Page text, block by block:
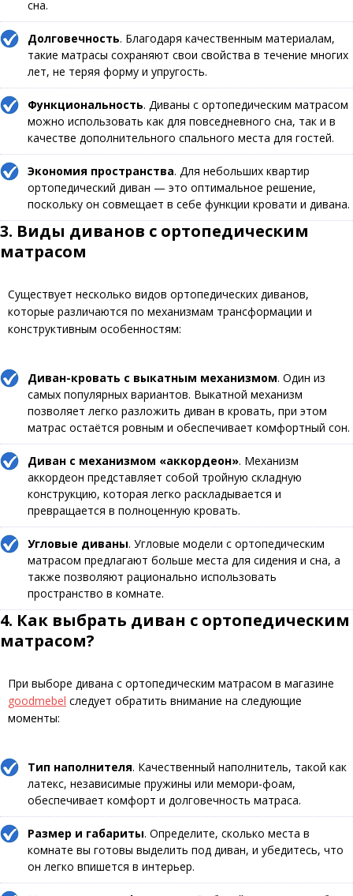
сна.
Долговечность. Благодаря качественным материалам,
такие матрасы сохраняют свои свойства в течение многих
лет, не теряя форму и упругость.
Функциональность. Диваны с ортопедическим матрасом
можно использовать как для повседневного сна, так и в
качестве дополнительного спального места для гостей.
Экономия пространства. Для небольших квартир
ортопедический диван — это оптимальное решение,
поскольку он совмещает в себе функции кровати и дивана.
3. Виды диванов с ортопедическим
матрасом
Существует несколько видов ортопедических диванов,
которые различаются по механизмам трансформации и
конструктивным особенностям:
Диван-кровать с выкатным механизмом. Один из
самых популярных вариантов. Выкатной механизм
позволяет легко разложить диван в кровать, при этом
матрас остаётся ровным и обеспечивает комфортный сон.
Диван с механизмом «аккордеон». Механизм
аккордеон представляет собой тройную складную
конструкцию, которая легко раскладывается и
превращается в полноценную кровать.
Угловые диваны. Угловые модели с ортопедическим
матрасом предлагают больше места для сидения и сна, а
также позволяют рационально использовать
пространство в комнате.
4. Как выбрать диван с ортопедическим
матрасом?
При выборе дивана с ортопедическим матрасом в магазине
goodmebel следует обратить внимание на следующие
моменты:
Тип наполнителя. Качественный наполнитель, такой как
латекс, независимые пружины или мемори-фоам,
обеспечивает комфорт и долговечность матраса.
Размер и габариты. Определите, сколько места в
комнате вы готовы выделить под диван, и убедитесь, что
он легко впишется в интерьер.